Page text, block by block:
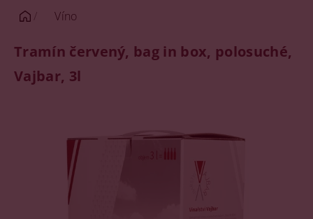
Víno
Tramín červený, bag in box, polosuché,
Vajbar, 3l